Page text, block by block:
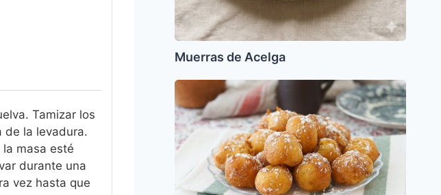
Tamizar los
de la levadura.
masa esté
durante una
vez hasta que
Muerras de Acelga
Buñuelos
de
Boniato